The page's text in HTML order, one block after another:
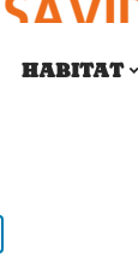
HABITAT